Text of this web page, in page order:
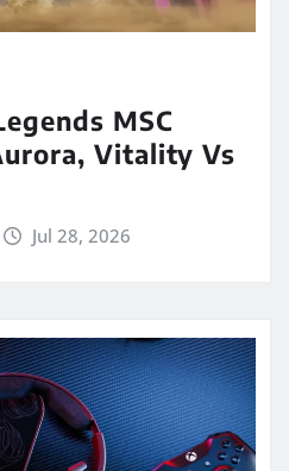
MSC
Vitality Vs
Jul 28, 2026